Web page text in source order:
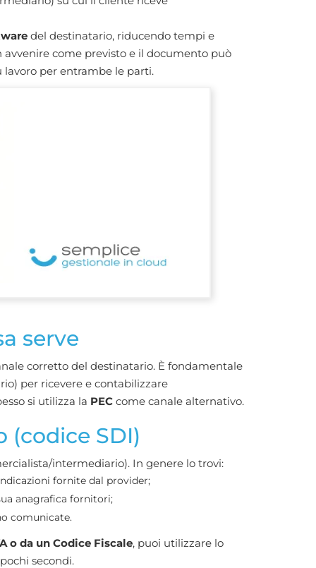
del destinatario, riducendo tempi e
avvenire come previsto e il documento può
per entrambe le parti.
serve
corretto del destinatario. È fondamentale
per ricevere e contabilizzare
si utilizza la PECcome canale alternativo.
(codice SDI)
intermediario). In genere lo trovi:
fornite dal provider;
anagrafica fornitori;
comunicate.
o da un Codice Fiscale, puoi utilizzare lo
secondi.